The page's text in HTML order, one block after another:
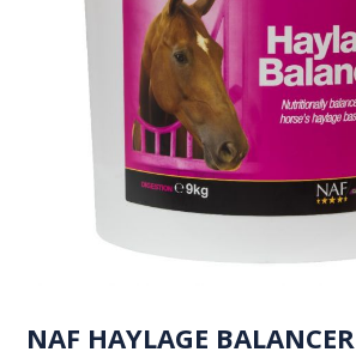
NAF HAYLAGE BALANCER